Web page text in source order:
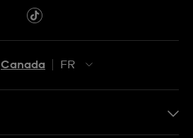
Canada
FR